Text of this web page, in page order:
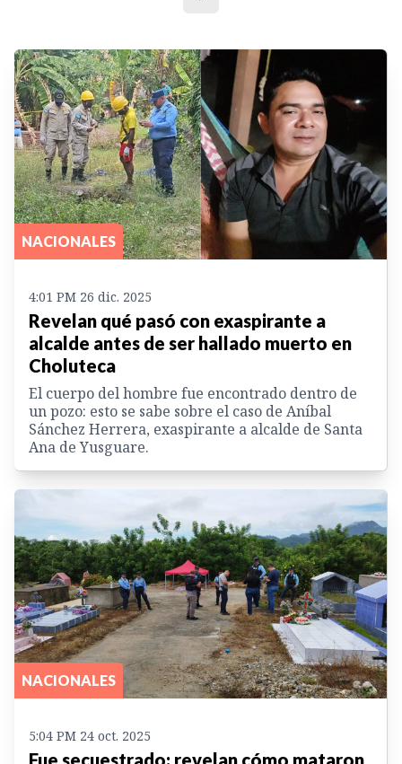
NACIONALES
4:01 PM 26 dic. 2025
Revelan qué pasó con exaspirante a
alcalde antes de ser hallado muerto en
Choluteca
El cuerpo del hombre fue encontrado dentro de
un pozo: esto se sabe sobre el caso de Aníbal
Sánchez Herrera, exaspirante a alcalde de Santa
Ana de Yusguare.
NACIONALES
5:04 PM 24 oct. 2025